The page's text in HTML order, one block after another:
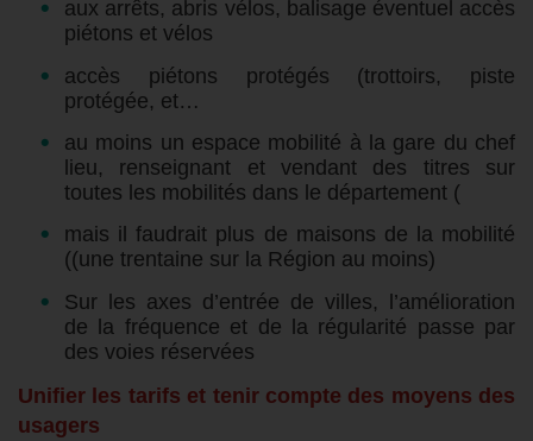
aux arrêts, abris vélos, balisage éventuel accès
piétons et vélos
accès piétons protégés (trottoirs, piste
protégée, et…
au moins un espace mobilité à la gare du chef
lieu, renseignant et vendant des titres sur
toutes les mobilités dans le département (
mais il faudrait plus de maisons de la mobilité
((une trentaine sur la Région au moins)
Sur les axes d’entrée de villes, l’amélioration
de la fréquence et de la régularité passe par
des voies réservées
Unifier les tarifs et tenir compte des moyens des
usagers